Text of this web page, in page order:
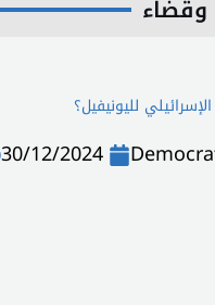
وقضاء
لليونيفيل؟
30/12/2024